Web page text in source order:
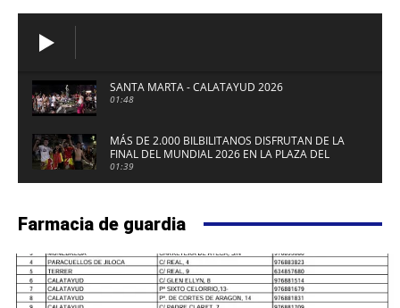
SANTA MARTA - CALATAYUD 2026
01:48
MÁS DE 2.000 BILBILITANOS DISFRUTAN DE LA
FINAL DEL MUNDIAL 2026 EN LA PLAZA DEL
FUERTE DE CALATAYUD
01:39
Farmacia de guardia